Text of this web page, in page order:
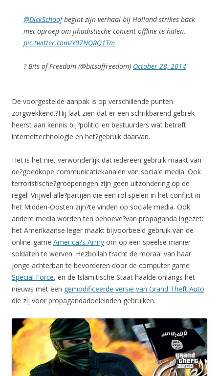
@DickSchoofbegint zijn verhaal bij Holland strikes back
met oproep om jihadistische content offline te halen.
pic.twitter.com/Y07NQRQ1Tm
? Bits of Freedom (@bitsoffreedom) October 28, 2014
De voorgestelde aanpak is op verschillende punten
zorgwekkend.?Hij laat zien dat er een schrikbarend gebrek
heerst aan kennis bij?politici en bestuurders wat betreft
internettechnologie en het?gebruik daarvan.
Het is het niet verwonderlijk dat iedereen gebruik maakt van
de?goedkope communicatiekanalen van sociale media. Ook
terroristische?groeperingen zijn geen uitzondering op de
regel. Vrijwel alle?partijen die een rol spelen in het conflict in
het Midden-Oosten zijn?te vinden op sociale media. Ook
andere media worden ten behoeve?van propaganda ingezet:
het Amerikaanse leger maakt bijvoorbeeld gebruik van de
online-game America?s Army om op een speelse manier
soldaten te werven. Hezbollah tracht de moraal van haar
jonge achterban te bevorderen door de computer game
Special Force, en de Islamitische Staat haalde onlangs het
nieuws met een gemodificeerde versie van Grand Theft Auto
die zij voor propagandadoeleinden gebruiken.